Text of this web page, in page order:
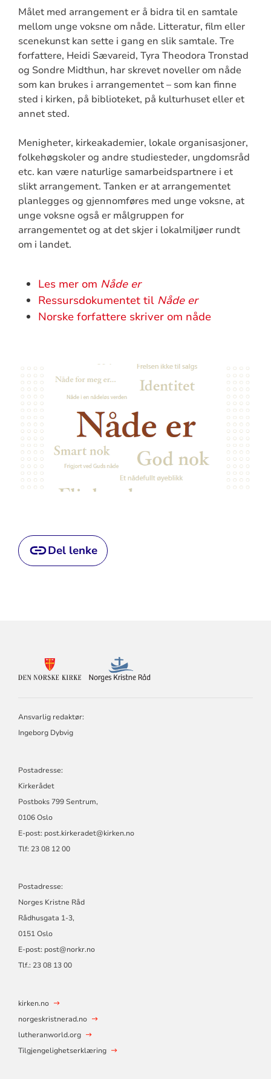
Målet med arrangement er å bidra til en samtale
mellom unge voksne om nåde. Litteratur, film eller
scenekunst kan sette i gang en slik samtale. Tre
forfattere, Heidi Sævareid, Tyra Theodora Tronstad
og Sondre Midthun, har skrevet noveller om nåde
som kan brukes i arrangementet – som kan finne
sted i kirken, på biblioteket, på kulturhuset eller et
annet sted.
Menigheter, kirkeakademier, lokale organisasjoner,
folkehøgskoler og andre studiesteder, ungdomsråd
etc. kan være naturlige samarbeidspartnere i et
slikt arrangement. Tanken er at arrangementet
planlegges og gjennomføres med unge voksne, at
unge voksne også er målgruppen for
arrangementet og at det skjer i lokalmiljøer rundt
om i landet.
Les mer om Nåde er
Ressursdokumentet til Nåde er
Norske forfattere skriver om nåde
Del lenke
FOR
Ansvarlig redaktør:
Ingeborg Dybvig
Postadresse:
Kirkerådet
Postboks 799 Sentrum,
0106 Oslo
E-post: post.kirkeradet@kirken.no
Tlf: 23 08 12 00
Postadresse:
Norges Kristne Råd
Rådhusgata 1-3,
0151 Oslo
E-post: post@norkr.no
Tlf.: 23 08 13 00
kirken.no
norgeskristnerad.no
lutheranworld.org
Tilgjengelighetserklæring